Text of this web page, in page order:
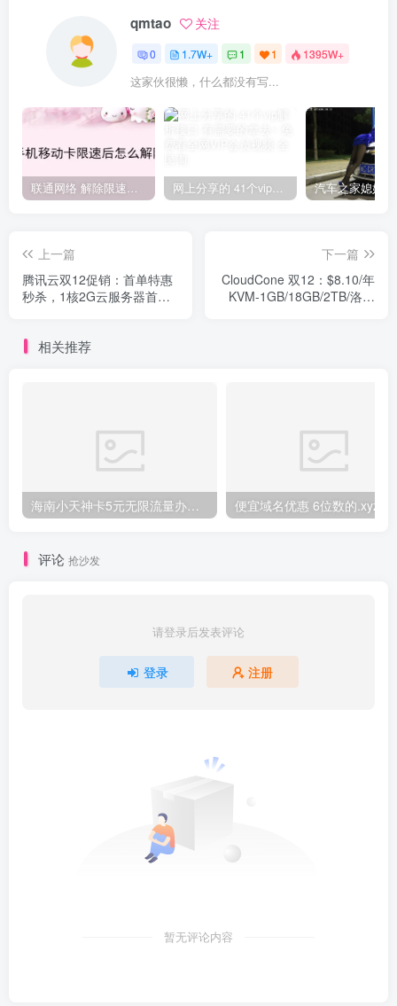
qmtao 关注
0 1.7W+ 1 1 1395W+
这家伙很懒，什么都没有写...
联通网络 解除限速方法参考！畅享、畅玩、老白干等及其它地区自测了 网上分享的 41个vip解析接口 有需要的拿去~ 免费看全网VIP会员视频
上一篇
腾讯云双12促销：首单特惠
秒杀，1核2G云服务器首年
下一篇
CloudCone 双12：$8.10/年
KVM-1GB/18GB/2TB/洛杉
相关推荐
海南小天神卡5元无限流量办理的方法，5元流量不限量自行车来了
评论 抢沙发
请登录后发表评论
登录 注册
暂无评论内容